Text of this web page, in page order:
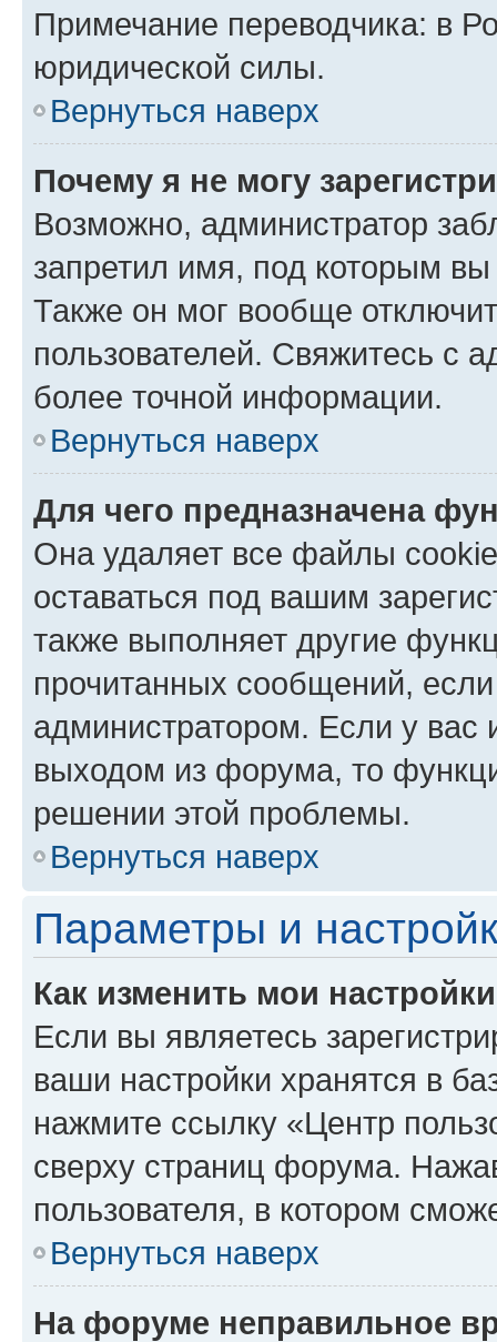
Примечание переводчика: в
юридической силы.
Вернуться наверх
Почему я не могу
Возможно, администратор
запретил имя, под которым вы
Также он мог вообще
пользователей. Свяжитесь с
более точной информации.
Вернуться наверх
Для чего предназначена
Она удаляет все файлы
оставаться под вашим
также выполняет другие
прочитанных сообщений,
администратором. Если у
выходом из форума, то
решении этой проблемы.
Вернуться наверх
Параметры и
Как изменить мои
Если вы являетесь
ваши настройки хранятся в
нажмите ссылку «Центр
сверху страниц форума.
пользователя, в котором
Вернуться наверх
На форуме неправильное